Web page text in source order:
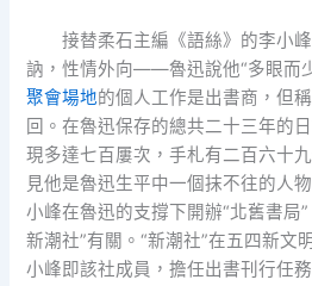
接替柔石主編《語絲》的李小
訥，性情外向——魯迅說他“多眼而
聚會場地的個人工作是出書商，但
回。在魯迅保存的總共二十三年的
現多達七百屢次，手札有二百六十
見他是魯迅生平中一個抹不往的人
小峰在魯迅的支撐下開辦“北舊書局
新潮社”有關。“新潮社”在五四新文
小峰即該社成員，擔任出書刊行任